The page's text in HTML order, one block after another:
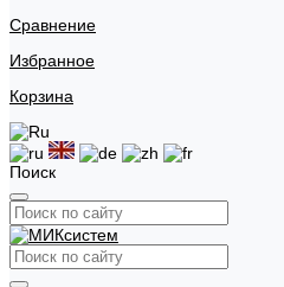
Сравнение
Избранное
Корзина
Поиск